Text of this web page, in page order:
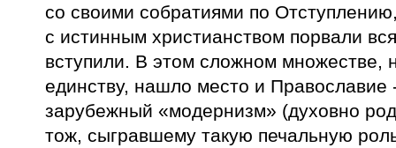
со своими собратиями по
с истинным христианством порвали
вступили. В этом сложном множестве,
единству, нашло место и
зарубежный «модернизм» (духовно
тож, сыгравшему такую печальную